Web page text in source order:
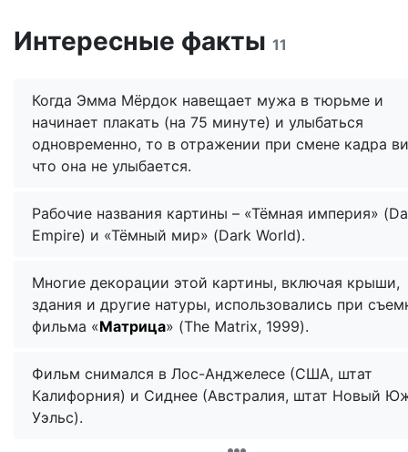
Интересные факты 11
Когда Эмма Мёрдок навещает мужа в тюрьме и
начинает плакать (на 75 минуте) и улыбаться
одновременно, то в отражении при смене кадра
что она не улыбается.
Рабочие названия картины – «Тёмная империя»
Empire) и «Тёмный мир» (Dark World).
Многие декорации этой картины, включая крыши,
здания и другие натуры, использовались при
фильма «Матрица» (The Matrix, 1999).
Фильм снимался в Лос-Анджелесе (США, штат
Калифорния) и Сиднее (Австралия, штат Новый
Уэльс).